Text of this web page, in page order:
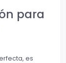
para
es